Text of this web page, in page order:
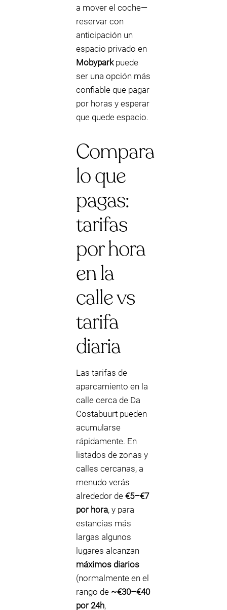
a mover el coche—
reservar con
anticipación un
espacio privado en
Mobyparkpuede
ser una opción más
confiable que pagar
por horas y esperar
que quede espacio.
Compara
lo que
pagas:
tarifas
por hora
en la
calle vs
tarifa
diaria
Las tarifas de
aparcamiento en la
calle cerca de Da
Costabuurt pueden
acumularse
rápidamente. En
listados de zonas y
calles cercanas, a
menudo verás
alrededor de €5–€7
por hora, y para
estancias más
largas algunos
lugares alcanzan
máximos diarios
(normalmente en el
rango de ~€30–€40
por 24h,